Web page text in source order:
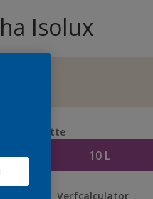
Isolux
10 L
Verfcalculator